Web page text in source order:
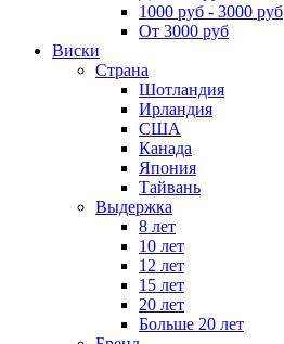
1000 руб - 3000 руб
От 3000 руб
Виски
Страна
Шотландия
Ирландия
США
Канада
Япония
Тайвань
Выдержка
8 лет
10 лет
12 лет
15 лет
20 лет
Больше 20 лет